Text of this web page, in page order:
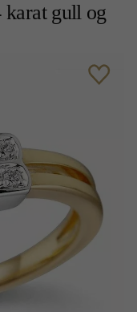
karat gull og